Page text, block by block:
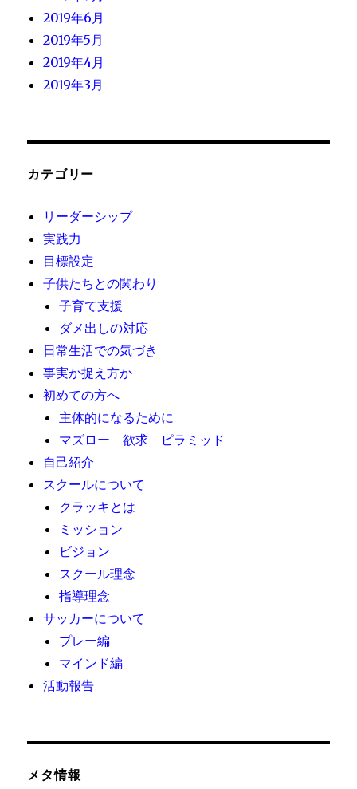
2019年6月
2019年5月
2019年4月
2019年3月
カテゴリー
リーダーシップ
実践力
目標設定
子供たちとの関わり
子育て支援
ダメ出しの対応
日常生活での気づき
事実か捉え方か
初めての方へ
主体的になるために
マズロー 欲求 ピラミッド
自己紹介
スクールについて
クラッキとは
ミッション
ビジョン
スクール理念
指導理念
サッカーについて
プレー編
マインド編
活動報告
メタ情報